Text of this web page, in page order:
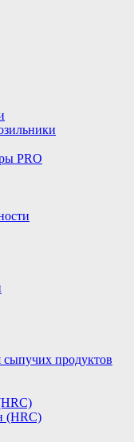
PRO
сыпучих продуктов
(HRC)